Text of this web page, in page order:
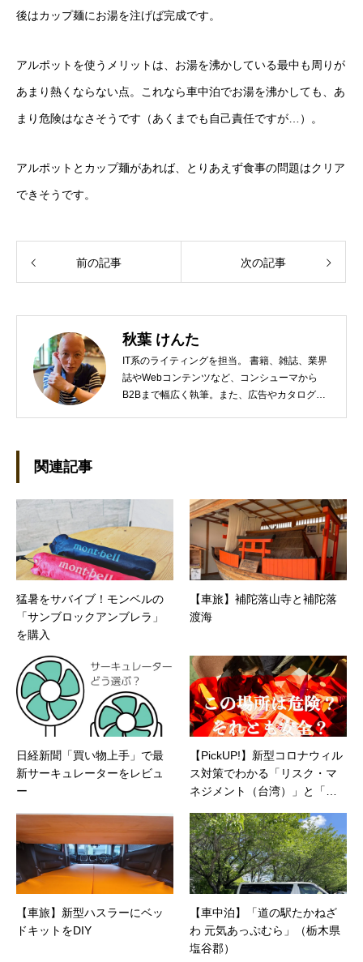
後はカップ麺にお湯を注げば完成です。
アルポットを使うメリットは、お湯を沸かしている最中も周りが
あまり熱くならない点。これなら車中泊でお湯を沸かしても、あ
まり危険はなさそうです（あくまでも自己責任ですが…）。
アルポットとカップ麺があれば、とりあえず食事の問題はクリア
できそうです。
前の記事 次の記事
秋葉 けんた
IT系のライティングを担当。 書籍、雑誌、業界
誌やWebコンテンツなど、コンシューマから
B2Bまで幅広く執筆。また、広告やカタログ、
ージ（SAN/NAS/LTO/SASなど）、セキュリテ
ィ（BIOS/UTM/情報漏えい対策/デザスタリカバ
リ/内部統制・コンプライアンス/ネットワーク
セキュリティ/メールセキュリティなど）、ネッ
トワーク（KVMスイッチ/グループウェア/サー
バ/資産管理/シンクライアント/ホスティングな
ど）、その他（.NET/BI/カタログ/各種戦略/導入
事例/パートナー取材など）…ほか、多数執筆。
関連記事
猛暑をサバイブ！モンベルの
「サンブロックアンブレラ」
を購入
【車旅】補陀落山寺と補陀落
渡海
日経新聞「買い物上手」で最
新サーキュレーターをレビュ
ー
【PickUP!】新型コロナウィル
ス対策でわかる「リスク・マ
ネジメント（台湾）」と「ク
本）」の違い（小宮信夫氏）
【車旅】新型ハスラーにベッ
ドキットをDIY
【車中泊】「道の駅たかねざ
わ 元気あっぷむら」（栃木県
塩谷郡）